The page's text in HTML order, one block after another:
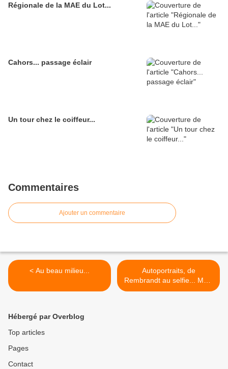
Régionale de la MAE du Lot...
Cahors... passage éclair
Un tour chez le coiffeur...
Commentaires
Ajouter un commentaire
< Au beau milieu...
Autoportraits, de
Rembrandt au selfie... MBA
Lyon >
Hébergé par Overblog
Top articles
Pages
Contact